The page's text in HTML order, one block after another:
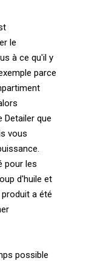
le
à ce qu'il y
parce
Detailer que
vous
pour les
d'huile et
a été
possible